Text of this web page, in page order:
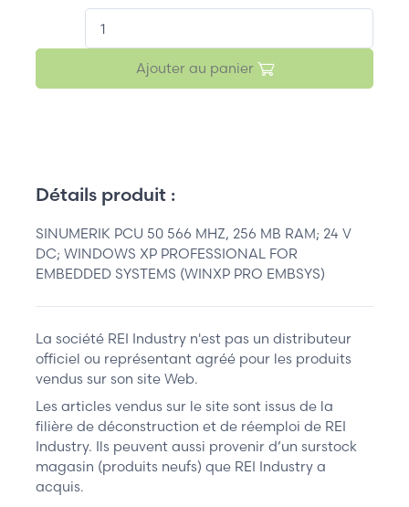
Ajouter au panier
Détails produit :
SINUMERIK PCU 50 566 MHZ, 256 MB RAM; 24 V
DC; WINDOWS XP PROFESSIONAL FOR
EMBEDDED SYSTEMS (WINXP PRO EMBSYS)
La société REI Industry n'est pas un distributeur
officiel ou représentant agréé pour les produits
vendus sur son site Web.
Les articles vendus sur le site sont issus de la
filière de déconstruction et de réemploi de REI
Industry. Ils peuvent aussi provenir d’un surstock
magasin (produits neufs) que REI Industry a
acquis.